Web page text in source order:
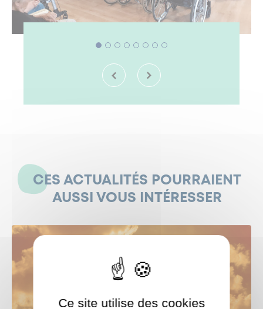
CES ACTUALITÉS POURRAIENT
AUSSI VOUS INTÉRESSER
Ce site utilise des cookies